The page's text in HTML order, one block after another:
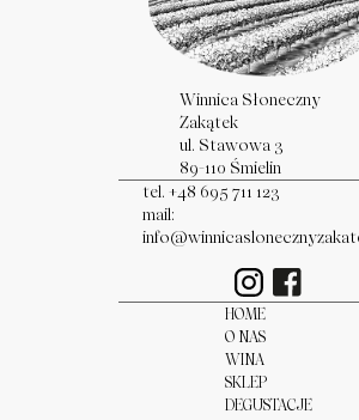
Winnica Słoneczny
Zakątek
ul. Stawowa 3
89-110 Śmielin
tel. +48 695 711 123
mail:
HOME
O NAS
WINA
SKLEP
DEGUSTACJE